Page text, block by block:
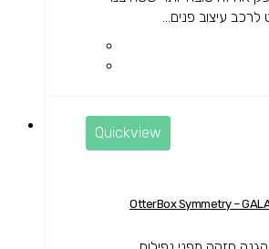
עיצוב פנים...
Quickview